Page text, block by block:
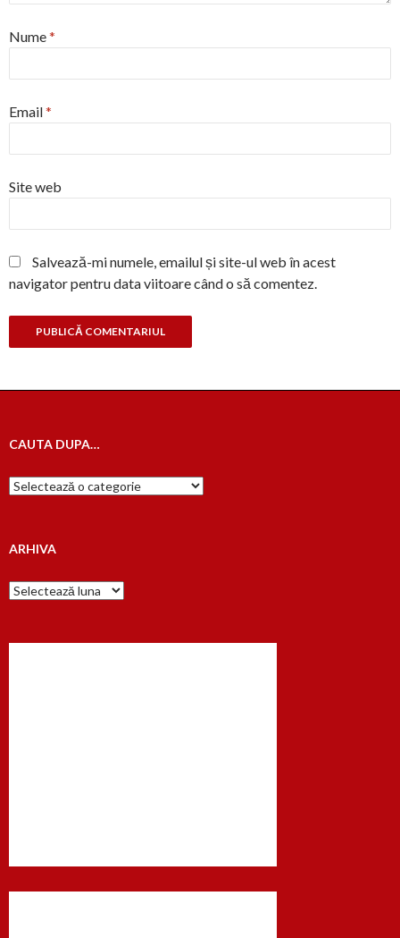
Nume*
Email*
Site web
Salvează-mi numele, emailul și site-ul web în acest
navigator pentru data viitoare când o să comentez.
CAUTA DUPA…
Cauta
dupa…
ARHIVA
Arhiva